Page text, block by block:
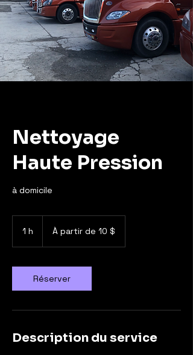
Nettoyage
Haute Pression
à domicile
1 h
partir
canadiens
À partir de 10 $
Réserver
Description du service